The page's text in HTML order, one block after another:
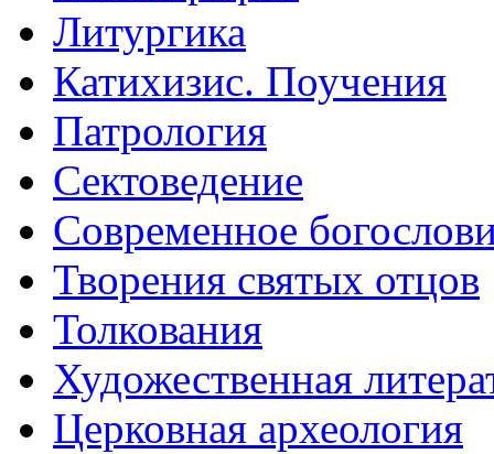
Литургика
Катихизис. Поучения
Патрология
Сектоведение
Современное
Творения святых отцов
Толкования
Художественная
Церковная археология